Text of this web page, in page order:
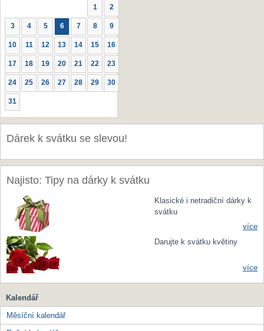
1 2
3 4 5 6 7 8 9
10 11 12 13 14 15 16
17 18 19 20 21 22 23
24 25 26 27 28 29 30
31
Dárek k svátku se slevou!
Najisto: Tipy na dárky k svátku
Klasické i netradiční dárky k
svátku
více
Darujte k svátku květiny
více
Kalendář
Měsíční kalendář